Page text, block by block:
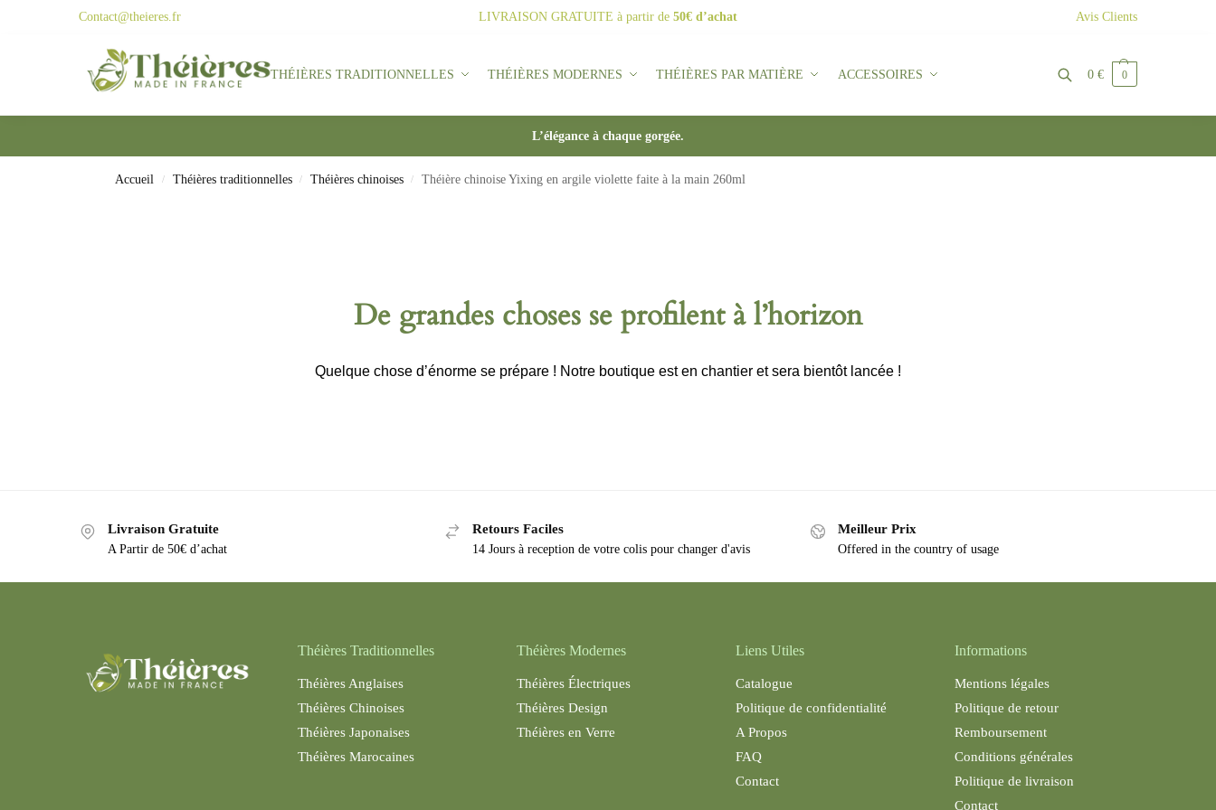
Contact@theieres.fr LIVRAISON GRATUITE à partir de 50€ d’achat Avis Clients
THÉIÈRES TRADITIONNELLES THÉIÈRES MODERNES THÉIÈRES PAR MATIÈRE ACCESSOIRES
Search
0 € 0
L’élégance à chaque gorgée.
Accueil / Théières traditionnelles / Théières chinoises / Théière chinoise Yixing en argile violette faite à la main 260ml
De grandes choses se profilent à l’horizon
Quelque chose d’énorme se prépare ! Notre boutique est en chantier et sera bientôt lancée !
Livraison Gratuite
A Partir de 50€ d’achat
Retours Faciles
14 Jours à reception de votre colis pour changer d'avis
Meilleur Prix
Offered in the country of usage
Théières Traditionnelles
Théières Anglaises
Théières Chinoises
Théières Japonaises
Théières Marocaines
Théières Modernes
Théières Électriques
Théières Design
Théières en Verre
Liens Utiles
Catalogue
Politique de confidentialité
A Propos
FAQ
Contact
Informations
Mentions légales
Politique de retour
Remboursement
Conditions générales
Politique de livraison
Contact